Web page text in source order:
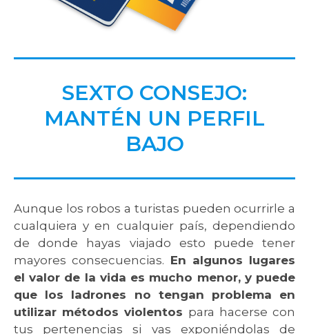
SEXTO CONSEJO:
MANTÉN UN PERFIL
BAJO
Aunque los robos a turistas pueden ocurrirle a
cualquiera y en cualquier país, dependiendo
de donde hayas viajado esto puede tener
mayores consecuencias. En algunos lugares
el valor de la vida es mucho menor, y puede
que los ladrones no tengan problema en
utilizar métodos violentos para hacerse con
tus pertenencias si vas exponiéndolas de